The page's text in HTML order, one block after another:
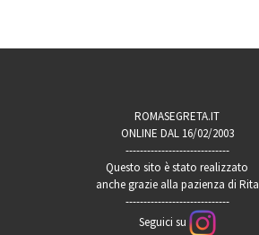
ROMASEGRETA.IT
ONLINE DAL 16/02/2003
-----------------------------
Questo sito è stato realizzato
anche grazie alla pazienza di Rita
-----------------------------
Seguici su